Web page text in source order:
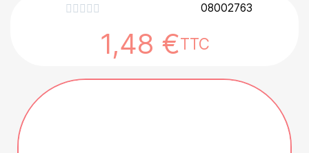
     08002763
1,48 €TTC